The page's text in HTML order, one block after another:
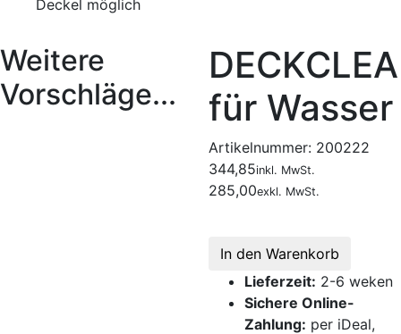
Deckel möglich
für Wasser
Artikelnummer: 200222
344,85inkl. MwSt.
285,00exkl. MwSt.
In den Warenkorb
Lieferzeit: 2-6 weken
Sichere Online-
Zahlung: per iDeal,
Weitere
Vorschläge...